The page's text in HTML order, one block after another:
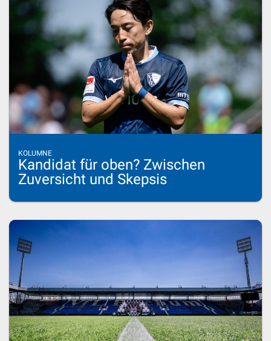
KOLUMNE
Kandidat für oben? Zwischen
Zuversicht und Skepsis